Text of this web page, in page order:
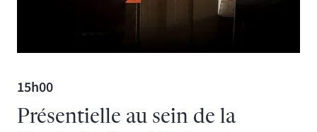
Présentielle au sein de la
15h00